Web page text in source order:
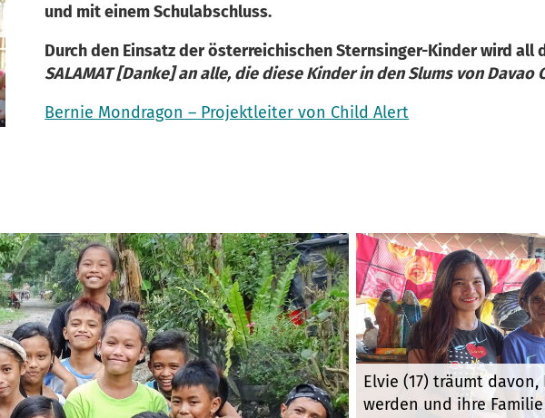
und mit einem Schulabschluss.
Durch den Einsatz der österreichischen Sternsinger-Kinder wird all
SALAMAT [Danke] an alle, die diese Kinder in den Slums von Davao
Bernie Mondragon – Projektleiter von Child Alert
Elvie (17) träumt davon,
werden und ihre